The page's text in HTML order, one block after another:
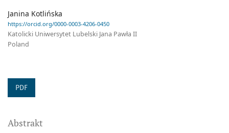
Janina Kotlińska
https://orcid.org/0000-0003-4206-0450
Katolicki Uniwersytet Lubelski Jana Pawła II
Poland
PDF
Abstrakt